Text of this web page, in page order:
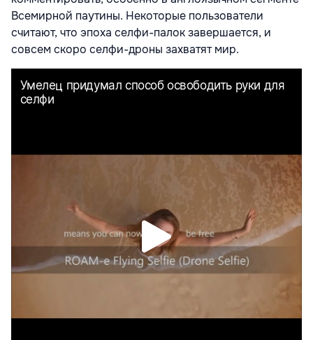
Всемирной паутины. Некоторые пользователи
считают, что эпоха селфи-палок завершается, и
совсем скоро селфи-дроны захватят мир.